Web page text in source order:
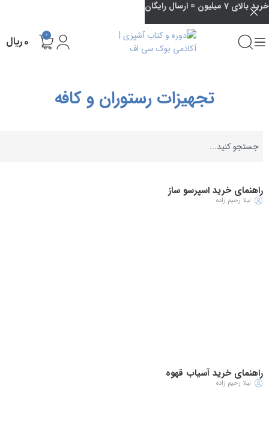
0 ۰ریال
تجهیزات رستوران و کافه
راهنمای خرید اسپرسو ساز
لیلا رحیم زاده
راهنمای خرید آسیاب قهوه
لیلا رحیم زاده
خرید بالای 7 میلیون = ارسال رایگان